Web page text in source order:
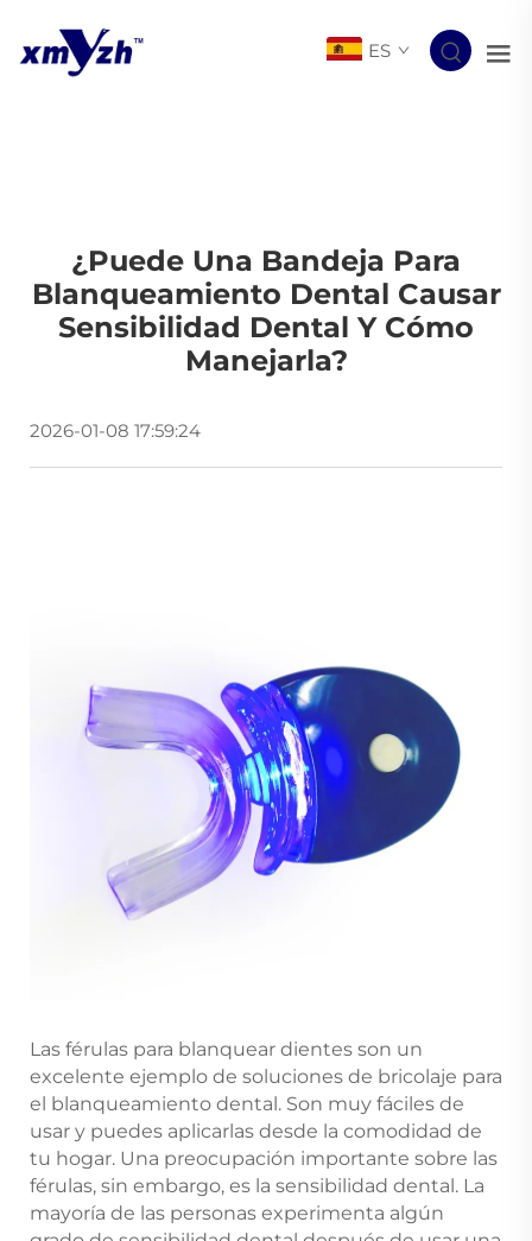
ES
¿Puede Una Bandeja Para
Blanqueamiento Dental Causar
Sensibilidad Dental Y Cómo
Manejarla?
2026-01-08 17:59:24
Las férulas para blanquear dientes son un
excelente ejemplo de soluciones de bricolaje para
el blanqueamiento dental. Son muy fáciles de
usar y puedes aplicarlas desde la comodidad de
tu hogar. Una preocupación importante sobre las
férulas, sin embargo, es la sensibilidad dental. La
mayoría de las personas experimenta algún